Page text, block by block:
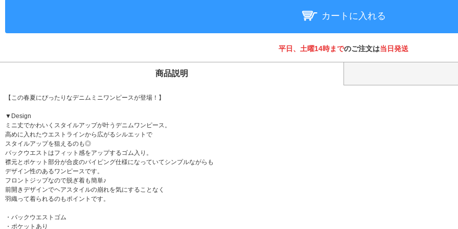
カートに入れる
平日、土曜14時までのご注文は当日発送
商品説明
【この春夏にぴったりなデニムミニワンピースが登場！】
▼Design
ミニ丈でかわいくスタイルアップが叶うデニムワンピース。
高めに入れたウエストラインから広がるシルエットで
スタイルアップを狙えるのも◎
バックウエストはフィット感をアップするゴム入り。
襟元とポケット部分が合皮のパイピング仕様になっていてシンプルながらも
デザイン性のあるワンピースです。
フロントジップなので脱ぎ着も簡単♪
前開きデザインでヘアスタイルの崩れを気にすることなく
羽織って着られるのもポイントです。
・バックウエストゴム
・ポケットあり